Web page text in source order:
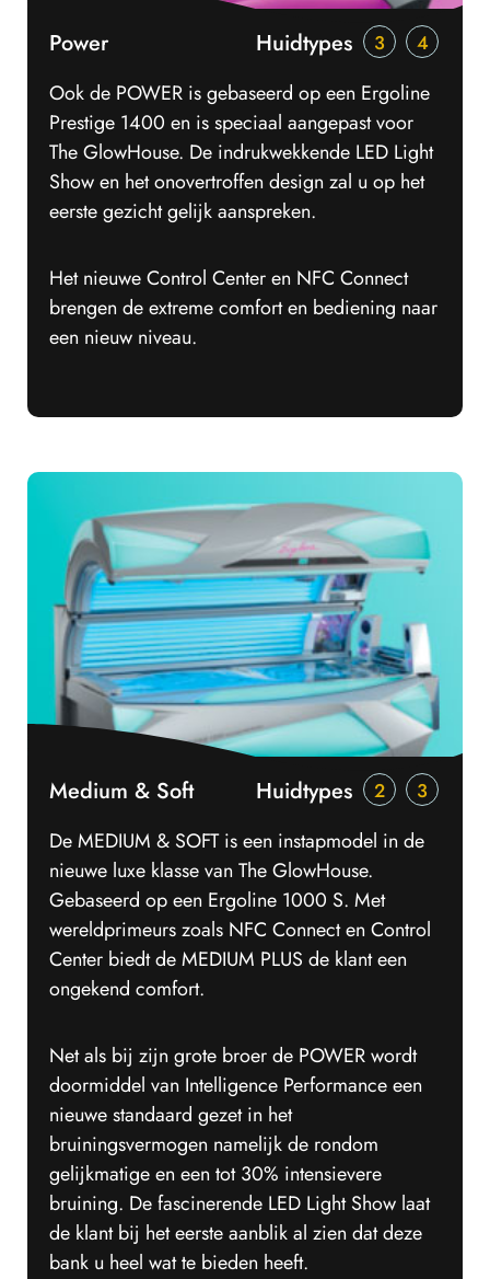
Power Huidtypes 3 4
Ook de POWER is gebaseerd op een Ergoline
Prestige 1400 en is speciaal aangepast voor
The GlowHouse. De indrukwekkende LED Light
Show en het onovertroffen design zal u op het
eerste gezicht gelijk aanspreken.
Het nieuwe Control Center en NFC Connect
brengen de extreme comfort en bediening naar
een nieuw niveau.
Medium & Soft Huidtypes 2 3
De MEDIUM & SOFT is een instapmodel in de
nieuwe luxe klasse van The GlowHouse.
Gebaseerd op een Ergoline 1000 S. Met
wereldprimeurs zoals NFC Connect en Control
Center biedt de MEDIUM PLUS de klant een
ongekend comfort.
Net als bij zijn grote broer de POWER wordt
doormiddel van Intelligence Performance een
nieuwe standaard gezet in het
bruiningsvermogen namelijk de rondom
gelijkmatige en een tot 30% intensievere
bruining. De fascinerende LED Light Show laat
de klant bij het eerste aanblik al zien dat deze
bank u heel wat te bieden heeft.